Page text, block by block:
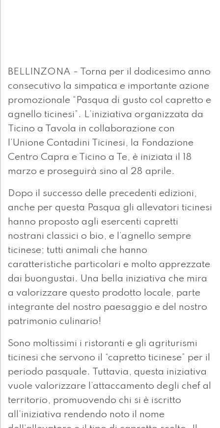
BELLINZONA - Torna per il dodicesimo anno
consecutivo la simpatica e importante azione
promozionale “Pasqua di gusto col capretto e
agnello ticinesi”. L’iniziativa organizzata da
Ticino a Tavola in collaborazione con
l’Unione Contadini Ticinesi, la Fondazione
Centro Capra e Ticino a Te, è iniziata il 18
marzo e proseguirà sino al 28 aprile.
Dopo il successo delle precedenti edizioni,
anche per questa Pasqua gli allevatori ticinesi
hanno proposto agli esercenti capretti
nostrani classici o bio, e l’agnello sempre
ticinese; tutti animali che hanno
caratteristiche particolari e molto apprezzate
dai buongustai. Una bella iniziativa che mira
a valorizzare questo prodotto locale, parte
integrante del nostro paesaggio e del nostro
patrimonio culinario!
Sono moltissimi i ristoranti e gli agriturismi
ticinesi che servono il “capretto ticinese” per il
periodo pasquale. Tuttavia, questa iniziativa
vuole valorizzare l’attaccamento degli chef al
territorio, promuovendo chi si è iscritto
all’iniziativa rendendo noto il nome